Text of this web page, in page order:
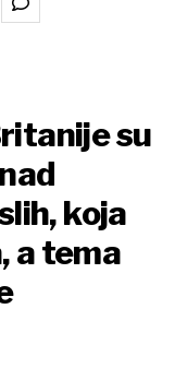
su
koja
a tema